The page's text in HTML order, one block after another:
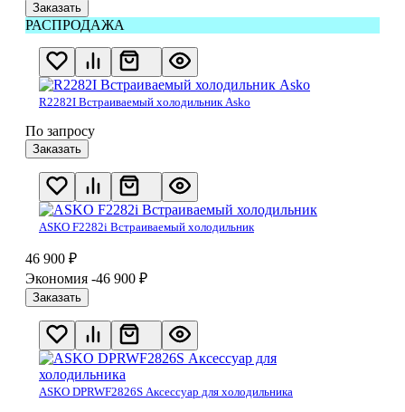
Заказать
РАСПРОДАЖА
R2282I Встраиваемый холодильник Asko
По запросу
Заказать
ASKO F2282i Встраиваемый холодильник
46 900 ₽
Экономия -46 900 ₽
Заказать
ASKO DPRWF2826S Аксессуар для холодильника